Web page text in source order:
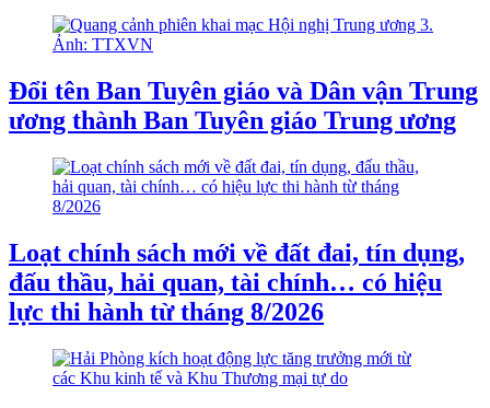
Đổi tên Ban Tuyên giáo và Dân vận Trung
ương thành Ban Tuyên giáo Trung ương
Loạt chính sách mới về đất đai, tín dụng,
đấu thầu, hải quan, tài chính… có hiệu
lực thi hành từ tháng 8/2026